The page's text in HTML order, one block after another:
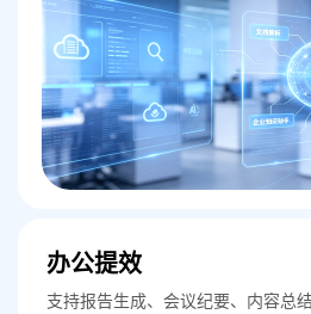
办公提效
支持报告生成、会议纪要、内容总